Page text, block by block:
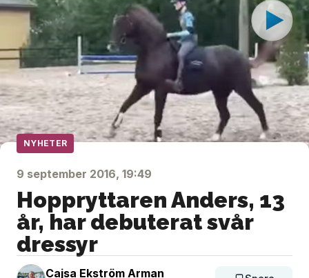
NYHETER
9 september 2016, 19:49
Hoppryttaren Anders, 13
år, har debuterat svår
dressyr
Cajsa Ekström Arman